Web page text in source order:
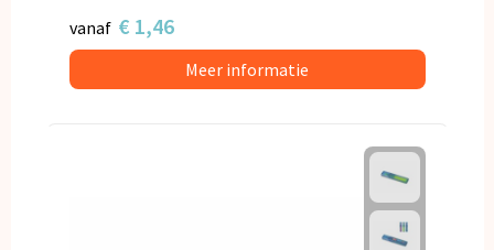
vanaf € 1,46
Meer informatie